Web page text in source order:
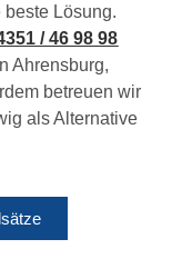
Lösung.
/ 46 98 98
Ahrensburg,
betreuen wir
als Alternative